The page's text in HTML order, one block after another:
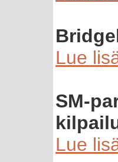
Lue
SM-
Lue